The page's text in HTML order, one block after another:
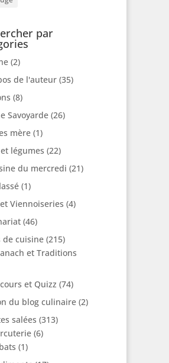
par
(2)
de l'auteur(35)
(8)
Savoyarde(26)
mère(1)
légumes (22)
du mercredi (21)
(1)
Viennoiseries (4)
(46)
de cuisine(215)
et Traditions
et Quizz (74)
du blog culinaire(2)
salées (313)
(6)
(1)